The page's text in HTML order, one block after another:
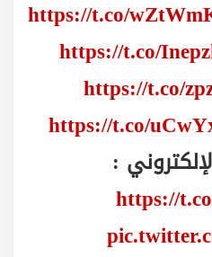
https://t.co/
https://t.co/
https://t.co/
https://t.co/
:
https://